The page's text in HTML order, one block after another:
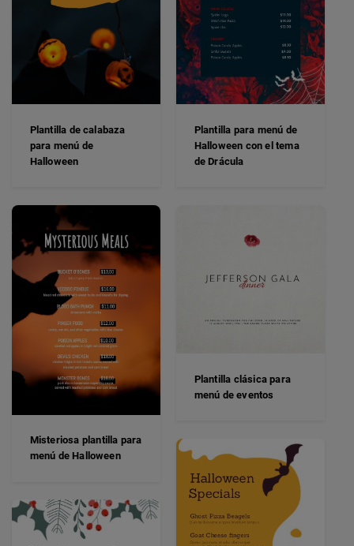
Plantilla de calabaza
para menú de
Halloween
Plantilla para menú de
Halloween con el tema
de Drácula
Misteriosa plantilla para
menú de Halloween
Plantilla clásica para
menú de eventos